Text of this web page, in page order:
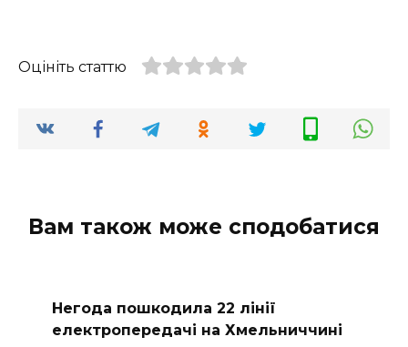
Оцініть статтю
Вам також може сподобатися
Негода пошкодила 22 лінії
електропередачі на Хмельниччині